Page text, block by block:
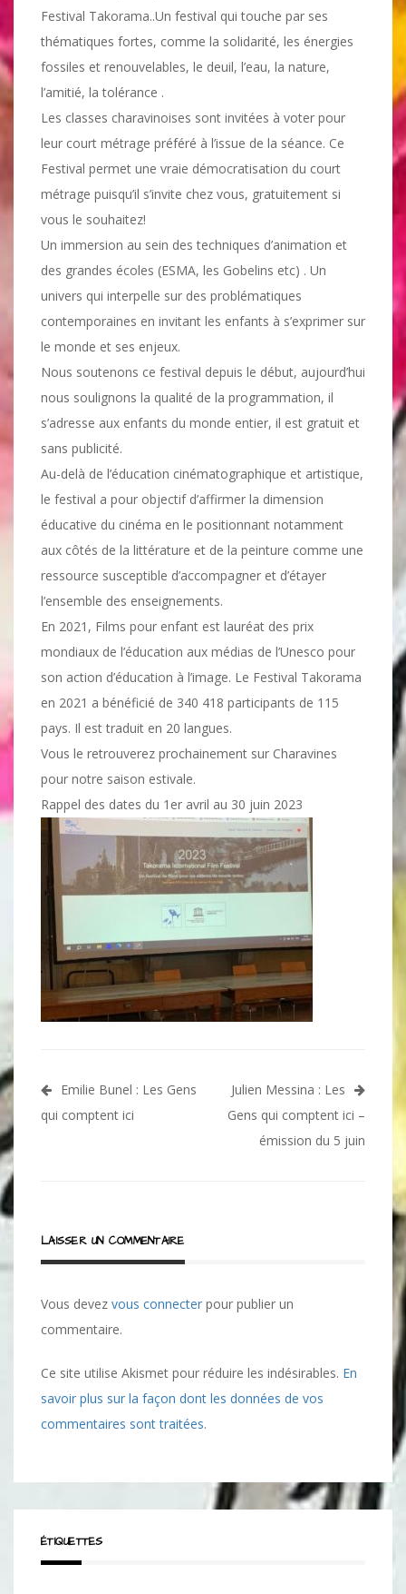
Festival Takorama..Un festival qui touche par ses
thématiques fortes, comme la solidarité, les énergies
fossiles et renouvelables, le deuil, l’eau, la nature,
l’amitié, la tolérance .
Les classes charavinoises sont invitées à voter pour
leur court métrage préféré à l’issue de la séance. Ce
Festival permet une vraie démocratisation du court
métrage puisqu’il s’invite chez vous, gratuitement si
vous le souhaitez!
Un immersion au sein des techniques d’animation et
des grandes écoles (ESMA, les Gobelins etc) . Un
univers qui interpelle sur des problématiques
contemporaines en invitant les enfants à s’exprimer sur
le monde et ses enjeux.
Nous soutenons ce festival depuis le début, aujourd’hui
nous soulignons la qualité de la programmation, il
s’adresse aux enfants du monde entier, il est gratuit et
sans publicité.
Au-delà de l’éducation cinématographique et artistique,
le festival a pour objectif d’affirmer la dimension
éducative du cinéma en le positionnant notamment
aux côtés de la littérature et de la peinture comme une
ressource susceptible d’accompagner et d’étayer
l’ensemble des enseignements.
En 2021, Films pour enfant est lauréat des prix
mondiaux de l’éducation aux médias de l’Unesco pour
son action d’éducation à l’image. Le Festival Takorama
en 2021 a bénéficié de 340 418 participants de 115
pays. Il est traduit en 20 langues.
Vous le retrouverez prochainement sur Charavines
pour notre saison estivale.
Rappel des dates du 1er avril au 30 juin 2023
Navigation
de
Emilie Bunel : Les Gens
qui comptent ici
Julien Messina : Les
Gens qui comptent ici –
émission du 5 juin
LAISSER UN COMMENTAIRE
Vous devez vous connecter pour publier un
commentaire.
Ce site utilise Akismet pour réduire les indésirables. En
savoir plus sur la façon dont les données de vos
commentaires sont traitées.
ÉTIQUETTES